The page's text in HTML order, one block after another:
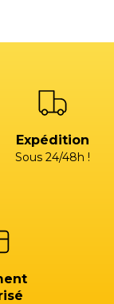
Expédition
Sous 24/48h !